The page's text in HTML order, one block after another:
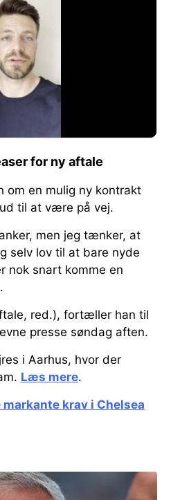
for ny aftale
om en mulig ny kontrakt
til at være på vej.
men jeg tænker, at
selv lov til at bare nyde
nok snart komme en
red.), fortæller han til
presse søndag aften.
i Aarhus, hvor der
Læs mere.
krav i Chelsea